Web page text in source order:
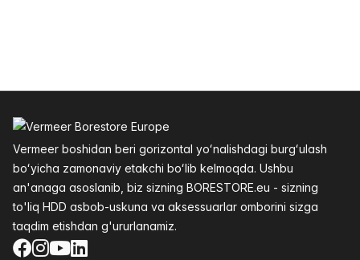
Vermeer boshidan beri gorizontal yoʻnalishdagi burgʻulash
boʻyicha zamonaviy etakchi boʻlib kelmoqda. Ushbu
an'anaga asoslanib, biz sizning BORESTORE.eu - sizning
to'liq HDD asbob-uskuna va aksessuarlar omborini sizga
taqdim etishdan g'ururlanamiz.
Facebook
Instagram
YouTube
LinkedIn